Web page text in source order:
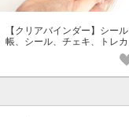
【クリアバインダー】シール
帳、シール、チェキ、トレカ